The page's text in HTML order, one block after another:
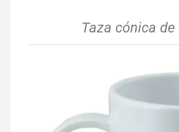
Taza cónica